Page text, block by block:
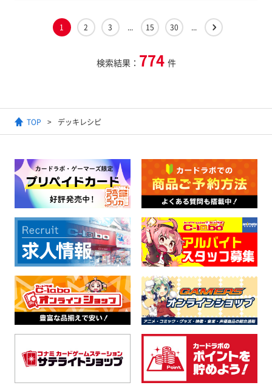
1 2 3 ... 15 30 ...
検索結果： 774 件
TOP デッキレシピ